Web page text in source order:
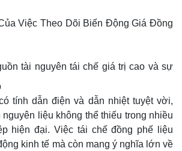
Việc Theo Dõi Biến Động Giá Đồng
tài nguyên tái chế giá trị cao và sự
tính dẫn điện và dẫn nhiệt tuyệt vời,
liệu không thể thiếu trong nhiều
hiện đại. Việc tái chế đồng phế liệu
kinh tế mà còn mang ý nghĩa lớn về